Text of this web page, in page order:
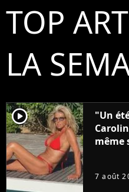
TOP
LA
player2
"Un
même
7 août